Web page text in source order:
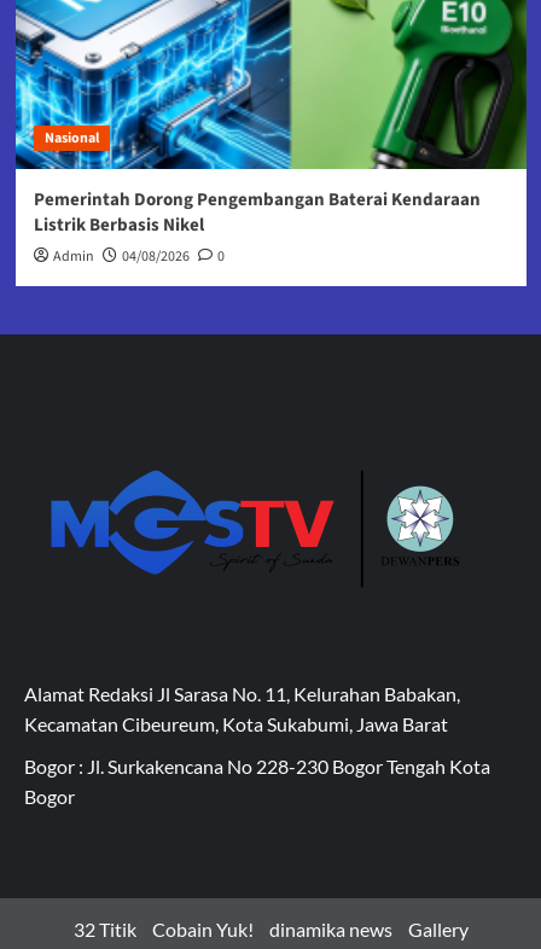
Nasional
Pemerintah Dorong Pengembangan Baterai Kendaraan
Listrik Berbasis Nikel
Admin 04/08/2026 0
Alamat Redaksi Jl Sarasa No. 11, Kelurahan Babakan,
Kecamatan Cibeureum, Kota Sukabumi, Jawa Barat
Bogor : Jl. Surkakencana No 228-230 Bogor Tengah Kota
Bogor
32 Titik Cobain Yuk! dinamika news
Gallery